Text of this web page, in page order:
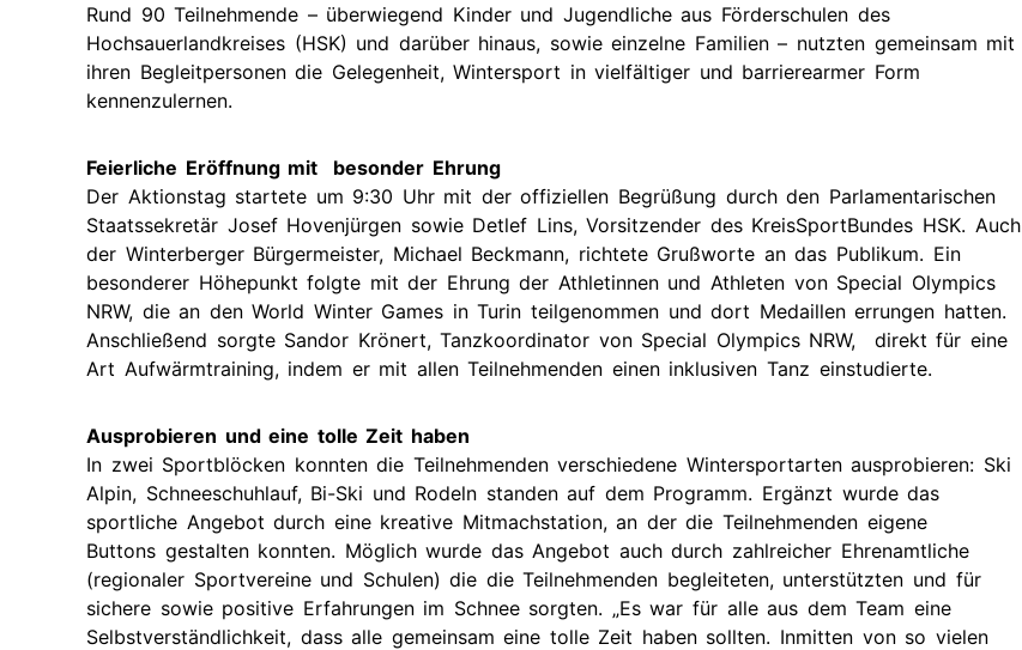
Regierungsbezirk
Menschen
Merkmal:
Frau?!
Elternschaft
selbst
bestimmen
Rund 90 Teilnehmende – überwiegend Kinder und Jugendliche aus Förderschulen des
Hochsauerlandkreises (HSK) und darüber hinaus, sowie einzelne Familien – nutzten gemeinsam mit
ihren Begleitpersonen die Gelegenheit, Wintersport in vielfältiger und barrierearmer Form
kennenzulernen.
Feierliche Eröffnung mit besonder Ehrung
Der Aktionstag startete um 9:30 Uhr mit der offiziellen Begrüßung durch den Parlamentarischen
Staatssekretär Josef Hovenjürgen sowie Detlef Lins, Vorsitzender des KreisSportBundes HSK. Auch
der Winterberger Bürgermeister, Michael Beckmann, richtete Grußworte an das Publikum. Ein
besonderer Höhepunkt folgte mit der Ehrung der Athletinnen und Athleten von Special Olympics
NRW, die an den World Winter Games in Turin teilgenommen und dort Medaillen errungen hatten.
Anschließend sorgte Sandor Krönert, Tanzkoordinator von Special Olympics NRW, direkt für eine
Art Aufwärmtraining, indem er mit allen Teilnehmenden einen inklusiven Tanz einstudierte.
Ausprobieren und eine tolle Zeit haben
In zwei Sportblöcken konnten die Teilnehmenden verschiedene Wintersportarten ausprobieren: Ski
Alpin, Schneeschuhlauf, Bi-Ski und Rodeln standen auf dem Programm. Ergänzt wurde das
sportliche Angebot durch eine kreative Mitmachstation, an der die Teilnehmenden eigene
Buttons gestalten konnten. Möglich wurde das Angebot auch durch zahlreicher Ehrenamtliche
(regionaler Sportvereine und Schulen) die die Teilnehmenden begleiteten, unterstützten und für
sichere sowie positive Erfahrungen im Schnee sorgten. „Es war für alle aus dem Team eine
Selbstverständlichkeit, dass alle gemeinsam eine tolle Zeit haben sollten. Inmitten von so vielen